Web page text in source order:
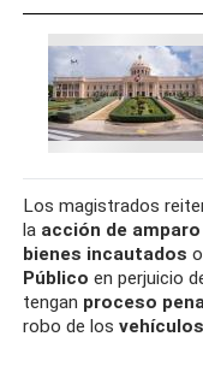
Los magistrados
la acción de amparo
bienes incautados
Público en perjuicio
tengan proceso
robo de los vehículos